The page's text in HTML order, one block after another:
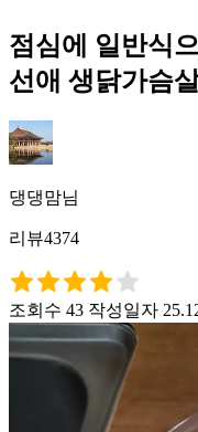
점심에 일반식
선애 생닭가슴
댕댕맘님
리뷰4374
조회수 43 작성일자